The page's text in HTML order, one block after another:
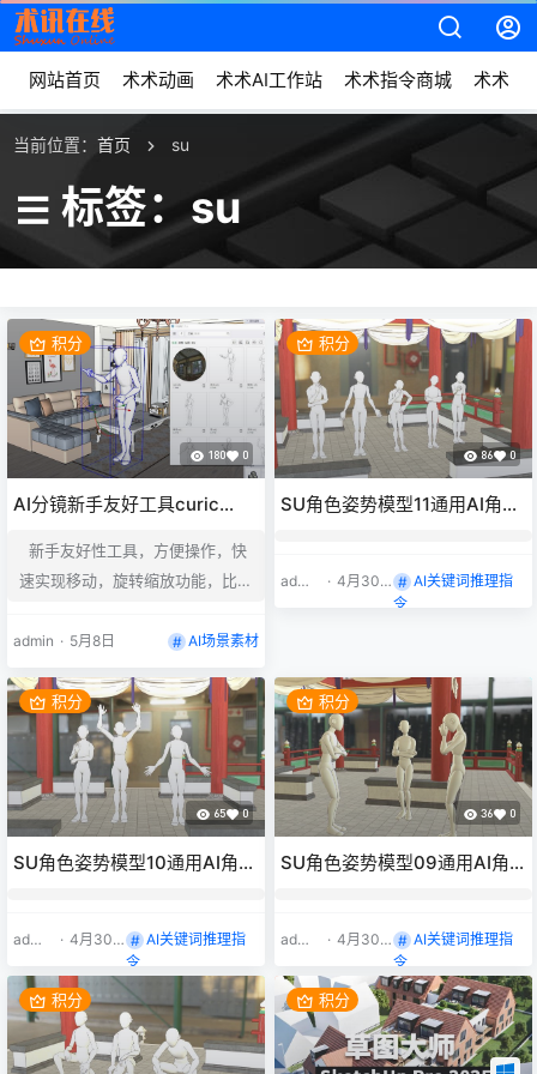
网站首页 术术动画 术术AI工作站 术术指令商城 术术动
当前位置： 首页 su
标签：su
积分
180 0
AI分镜新手友好工具curic
新手友好性工具，方便操作，快
速实现移动，旋转缩放功能，比s
速上手SU分镜。
admin · 5月8日 AI场景素材
积分
86 0
SU角色姿势模型11通用AI角色
admi
· 4月30
AI关键词推理指
令
积分
65 0
SU角色姿势模型10通用AI角色
admi
· 4月30
AI关键词推理指
令
积分
36 0
SU角色姿势模型09通用AI角
admi
· 4月30
AI关键词推理指
令
积分 积分